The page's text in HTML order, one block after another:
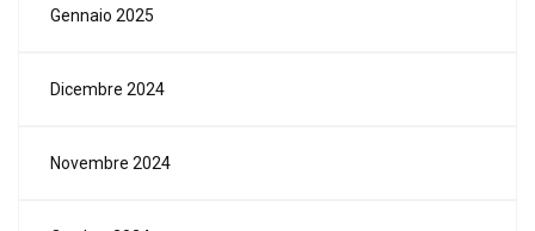
Gennaio 2025
Dicembre 2024
Novembre 2024